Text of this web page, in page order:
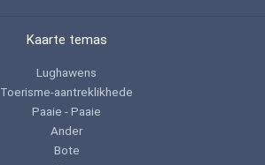
Kaarte temas
Lughawens
Toerisme-aantreklikhede
Paaie - Paaie
Ander
Bote